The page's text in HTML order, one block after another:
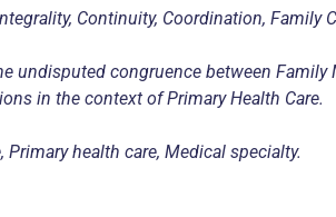
Continuity, Coordination,
undisputed congruence between
in the context of Primary Health Care.
Primary health care, Medical specialty.